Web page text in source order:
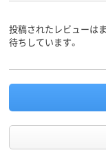
投稿されたレビューは
待ちしています。